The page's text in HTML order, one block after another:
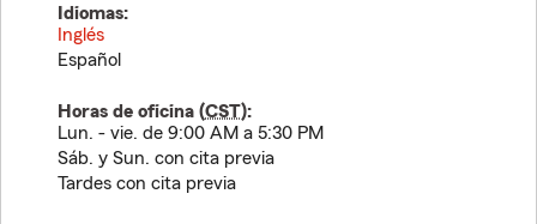
Idiomas:
Inglés
Español
Horas de oficina (CST):
Lun. - vie. de 9:00 AM a 5:30 PM
Sáb. y Sun. con cita previa
Tardes con cita previa